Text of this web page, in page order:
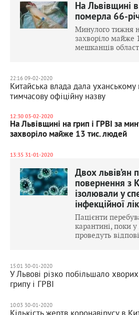
На Львівщині
померла 66-
Минулого тижня
захворіло майже
мешканців
22:16 09-02-2020
Китайська влада дала уханському
тимчасову офіційну назву
12:30 03-02-2020
На Львівщині на грип і ГРВІ за
захворіло майже 13 тис. людей
13:35 31-01-2020
Двох львів’ян
повернення з
ізолювали у
інфекційної
Пацієнти
карантині, поки у
проведуть
15:01 30-01-2020
У Львові різко побільшало
грипу і ГРВІ
10:03 30-01-2020
Кількість жертв коронавірусу в